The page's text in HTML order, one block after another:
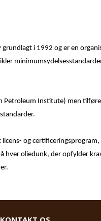
i 1992 og er en
Petroleum Institute) men
licens- og
hver oliedunk, der opfylder